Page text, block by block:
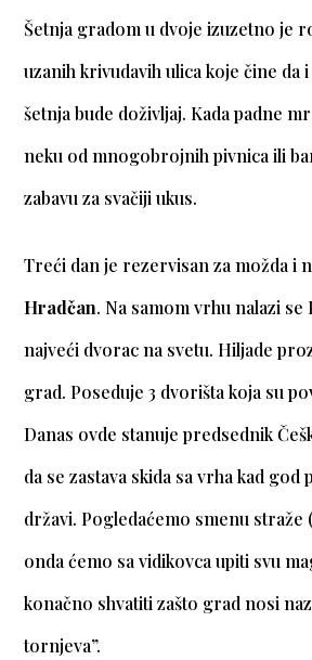
Šetnja gradom u dvoje izuzetno je
uzanih krivudavih ulica koje čine da
šetnja bude doživljaj. Kada padne
neku od mnogobrojnih pivnica ili
zabavu za svačiji ukus.
Treći dan je rezervisan za možda i
Hradčan. Na samom vrhu nalazi se
najveći dvorac na svetu. Hiljade
grad. Poseduje 3 dvorišta koja su
Danas ovde stanuje predsednik
da se zastava skida sa vrha kad
državi. Pogledaćemo smenu straže
onda ćemo sa vidikovca upiti svu
konačno shvatiti zašto grad nosi
tornjeva”.